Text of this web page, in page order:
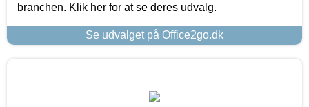
branchen. Klik her for at se deres udvalg.
Se udvalget på Office2go.dk